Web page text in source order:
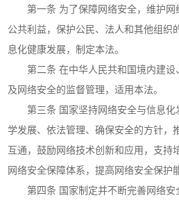
第一条 为了保障网络安全，维护网
公共利益，保护公民、法人和其他组织
息化健康发展，制定本法。
第二条 在中华人民共和国境内建设
及网络安全的监督管理，适用本法。
第三条 国家坚持网络安全与信息化
学发展、依法管理、确保安全的方针，
互通，鼓励网络技术创新和应用，支持
网络安全保障体系，提高网络安全保护
第四条 国家制定并不断完善网络安